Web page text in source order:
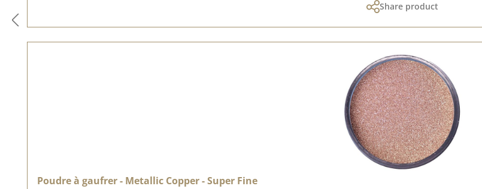
Share product
Poudre à gaufrer - Metallic Copper - Super Fine